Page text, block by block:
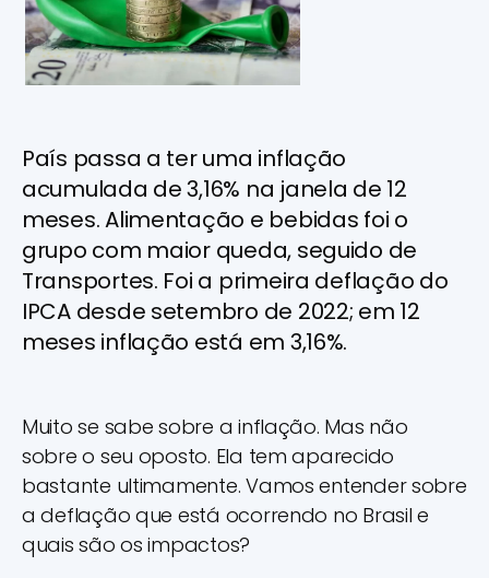
País passa a ter uma inflação
acumulada de 3,16% na janela de 12
meses. Alimentação e bebidas foi o
grupo com maior queda, seguido de
Transportes. Foi a primeira deflação do
IPCA desde setembro de 2022; em 12
meses inflação está em 3,16%.
Muito se sabe sobre a inflação. Mas não
sobre o seu oposto. Ela tem aparecido
bastante ultimamente. Vamos entender sobre
a deflação que está ocorrendo no Brasil e
quais são os impactos?